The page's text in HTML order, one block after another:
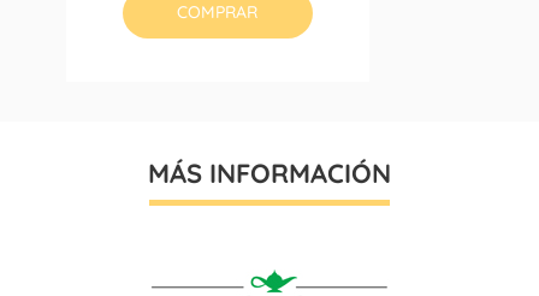
COMPRAR
MÁS INFORMACIÓN